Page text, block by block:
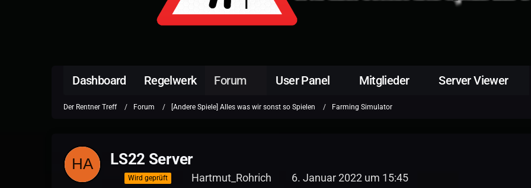
Dashboard Regelwerk Forum User Panel Mitglieder Server Viewer
Der Rentner Treff Forum [Andere Spiele] Alles was wir sonst so Spielen Farming Simulator
LS22 Server
Wird geprüft Hartmut_Rohrich 6. Januar 2022 um 15:45